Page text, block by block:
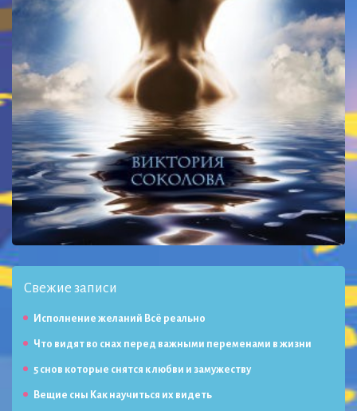
Свежие записи
Исполнение желаний Всё реально
Что видят во снах перед важными переменами в жизни
5 снов которые снятся к любви и замужеству
Вещие сны Как научиться их видеть